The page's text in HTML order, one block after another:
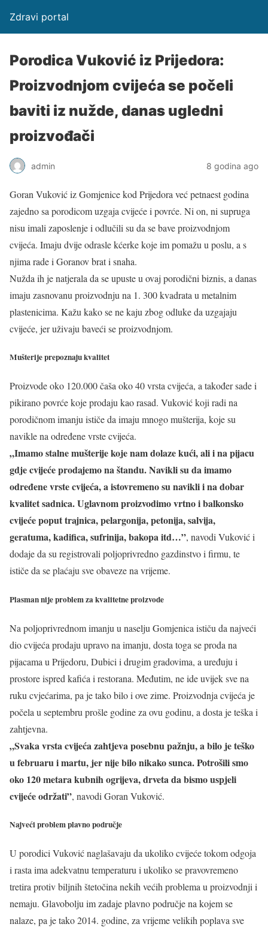
Zdravi portal
Porodica Vuković iz Prijedora:
Proizvodnjom cvijeća se počeli
baviti iz nužde, danas ugledni
proizvođači
admin 8 godina ago
Goran Vuković iz Gomjenice kod Prijedora već petnaest godina
zajedno sa porodicom uzgaja cvijeće i povrće. Ni on, ni supruga
nisu imali zaposlenje i odlučili su da se bave proizvodnjom
cvijeća. Imaju dvije odrasle kćerke koje im pomažu u poslu, a s
njima rade i Goranov brat i snaha.
Nužda ih je natjerala da se upuste u ovaj porodični biznis, a danas
imaju zasnovanu proizvodnju na 1. 300 kvadrata u metalnim
plastenicima. Kažu kako se ne kaju zbog odluke da uzgajaju
cvijeće, jer uživaju baveći se proizvodnjom.
Mušterije prepoznaju kvalitet
Proizvode oko 120.000 čaša oko 40 vrsta cvijeća, a također sade i
pikirano povrće koje prodaju kao rasad. Vuković koji radi na
porodičnom imanju ističe da imaju mnogo mušterija, koje su
navikle na određene vrste cvijeća.
„Imamo stalne mušterije koje nam dolaze kući, ali i na pijacu
gdje cvijeće prodajemo na štandu. Navikli su da imamo
određene vrste cvijeća, a istovremeno su navikli i na dobar
kvalitet sadnica. Uglavnom proizvodimo vrtno i balkonsko
cvijeće poput trajnica, pelargonija, petonija, salvija,
geratuma, kadifica, sufrinija, bakopa itd…”, navodi Vuković i
dodaje da su registrovali poljoprivredno gazdinstvo i firmu, te
ističe da se plaćaju sve obaveze na vrijeme.
Plasman nije problem za kvalitetne proizvode
Na poljoprivrednom imanju u naselju Gomjenica ističu da najveći
dio cvijeća prodaju upravo na imanju, dosta toga se proda na
pijacama u Prijedoru, Dubici i drugim gradovima, a uređuju i
prostore ispred kafića i restorana. Međutim, ne ide uvijek sve na
ruku cvjećarima, pa je tako bilo i ove zime. Proizvodnja cvijeća je
počela u septembru prošle godine za ovu godinu, a dosta je teška i
zahtjevna.
„Svaka vrsta cvijeća zahtjeva posebnu pažnju, a bilo je teško
u februaru i martu, jer nije bilo nikako sunca. Potrošili smo
oko 120 metara kubnih ogrijeva, drveta da bismo uspjeli
cvijeće održati”, navodi Goran Vuković.
Najveći problem plavno područje
U porodici Vuković naglašavaju da ukoliko cvijeće tokom odgoja
i rasta ima adekvatnu temperaturu i ukoliko se pravovremeno
tretira protiv biljnih štetočina nekih većih problema u proizvodnji i
nemaju. Glavobolju im zadaje plavno područje na kojem se
nalaze, pa je tako 2014. godine, za vrijeme velikih poplava sve